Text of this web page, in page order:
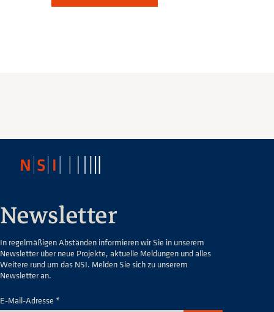
Newsletter
In regelmäßigen Abständen informieren wir Sie in unserem
Newsletter über neue Projekte, aktuelle Meldungen und alles
Weitere rund um das NSI. Melden Sie sich zu unserem
Newsletter an.
E-Mail-Adresse *